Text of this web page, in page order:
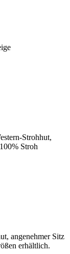
Strohhut,
Stroh
angenehmer Sitz
erhältlich.